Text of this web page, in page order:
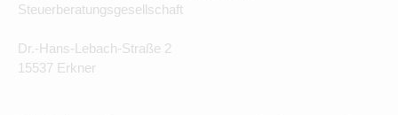
Steuerberatungsgesellschaft
Dr.-Hans-Lebach-Straße 2
15537 Erkner